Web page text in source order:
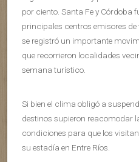
por ciento. Santa Fe y Córdoba
principales centros emisores
se registró un importante
que recorrieron localidades
semana turístico.
Si bien el clima obligó a
destinos supieron reacomodar
condiciones para que los
su estadía en Entre Ríos.